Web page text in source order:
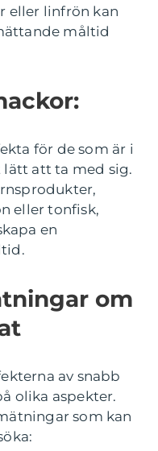
eller linfrön kan
måltid
för de som är i
att ta med sig.
eller tonfisk,
en
om
av snabb
olika aspekter.
som kan